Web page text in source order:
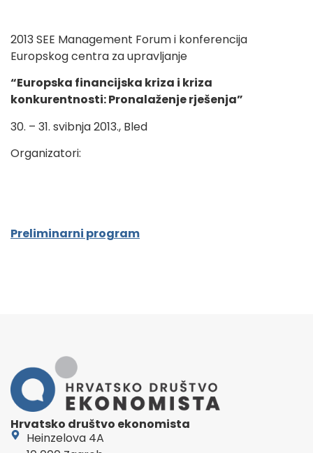
2013 SEE Management Forum i konferencija
Europskog centra za upravljanje
“Europska financijska kriza i kriza
konkurentnosti: Pronalaženje rješenja”
30. – 31. svibnja 2013., Bled
Organizatori:
Preliminarni program
Hrvatsko društvo ekonomista
Heinzelova 4A